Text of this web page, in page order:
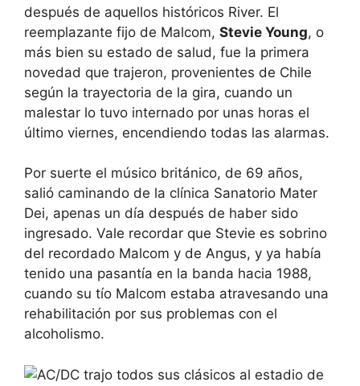
después de aquellos históricos River. El
reemplazante fijo de Malcom, Stevie Young, o
más bien su estado de salud, fue la primera
novedad que trajeron, provenientes de Chile
según la trayectoria de la gira, cuando un
malestar lo tuvo internado por unas horas el
último viernes, encendiendo todas las alarmas.
Por suerte el músico británico, de 69 años,
salió caminando de la clínica Sanatorio Mater
Dei, apenas un día después de haber sido
ingresado. Vale recordar que Stevie es sobrino
del recordado Malcom y de Angus, y ya había
tenido una pasantía en la banda hacia 1988,
cuando su tío Malcom estaba atravesando una
rehabilitación por sus problemas con el
alcoholismo.